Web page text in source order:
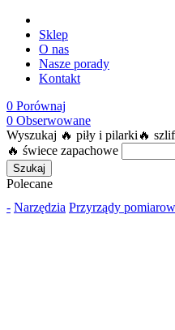
Sklep
O nas
Nasze porady
Kontakt
0 Porównaj
0 Obserwowane
Wyszukaj 🔥 piły i pilarki 🔥
🔥 świece zapachowe
Szukaj
Polecane
- Narzędzia Przyrządy